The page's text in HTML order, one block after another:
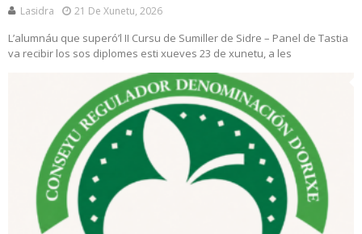
Lasidra 21 De Xunetu, 2026
L’alumnáu que superó’l II Cursu de Sumiller de Sidre – Panel de Tastia
va recibir los sos diplomes esti xueves 23 de xunetu, a les